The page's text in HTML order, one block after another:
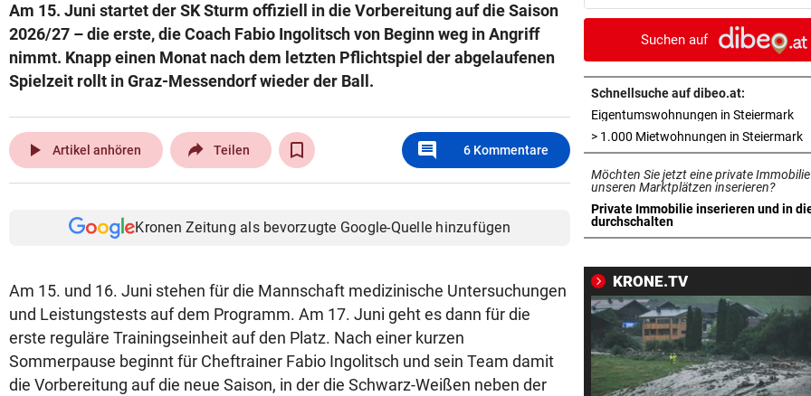
Am 15. Juni startet der SK Sturm offiziell in die Vorbereitung auf die Saison
2026/27 – die erste, die Coach Fabio Ingolitsch von Beginn weg in Angriff
nimmt. Knapp einen Monat nach dem letzten Pflichtspiel der abgelaufenen
Spielzeit rollt in Graz-Messendorf wieder der Ball.
play_arrow Artikel anhören Teilen comment 6 Kommentare
Kronen Zeitung als bevorzugte Google-Quelle hinzufügen
Am 15. und 16. Juni stehen für die Mannschaft medizinische Untersuchungen
und Leistungstests auf dem Programm. Am 17. Juni geht es dann für die
erste reguläre Trainingseinheit auf den Platz. Nach einer kurzen
Sommerpause beginnt für Cheftrainer Fabio Ingolitsch und sein Team damit
die Vorbereitung auf die neue Saison, in der die Schwarz-Weißen neben der
Sintflut unterbrochen
vor
Reusser vor Ventoux-Etappe
weiter im Gelben Trikot
KEIN ARSENAL-WECHSEL vor
Vinicius Jr. verlängert bei
Madrid bis 2032
UKRAINISCHER ANGRIFF? vor
Vor Oman havarierter
„VERSTEHE ICH NICHT“ vor
ÖFB-Kicker Wimmer packt
Morddrohungen aus
ABSCHIED AUS ENGLAND vor
Suchen auf
Schnellsuche auf dibeo.at:
Eigentumswohnungen in Steiermarkin
> 1.000 Mietwohnungen in Steiermark
Möchten Sie jetzt eine private
unseren Marktplätzen inserieren?
Private Immobilie inserieren und in
durchschalten
in neuem Tab öffnen
KRONE.TV